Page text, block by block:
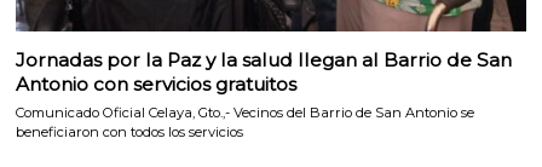
Jornadas por la Paz y la salud llegan al Barrio de San
Antonio con servicios gratuitos
Comunicado Oficial Celaya, Gto.,- Vecinos del Barrio de San Antonio se
beneficiaron con todos los servicios